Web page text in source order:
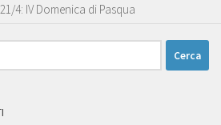
4: IV Domenica di Pasqua